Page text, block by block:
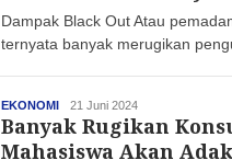
Dampak Black Out Atau
ternyata banyak merugikan
EKONOMI haluan
21 Juni 2024
Banyak Rugikan
Mahasiswa Akan